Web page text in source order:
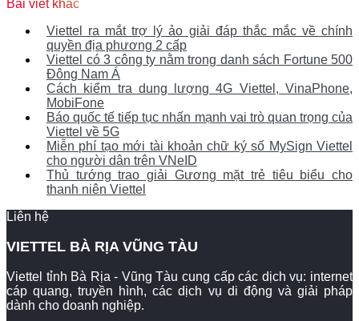
Bài viết khác
Viettel ra mắt trợ lý ảo giải đáp thắc mắc về chính
quyền địa phương 2 cấp
Viettel có 3 công ty nằm trong danh sách Fortune 500
Đông Nam Á
Cách kiểm tra dung lượng 4G Viettel, VinaPhone,
MobiFone
Báo quốc tế tiếp tục nhấn mạnh vai trò quan trọng của
Viettel về 5G
Miễn phí tạo mới tài khoản chữ ký số MySign Viettel
cho người dân trên VNeID
Thủ tướng trao giải Gương mặt trẻ tiêu biểu cho
thanh niên Viettel
Liên hệ
VIETTEL BÀ RỊA VŨNG TÀU
Viettel tỉnh Bà Rịa - Vũng Tàu cung cấp các dịch vụ: internet
cáp quang, truyền hình, các dịch vụ di động và giải pháp
dành cho doanh nghiệp.